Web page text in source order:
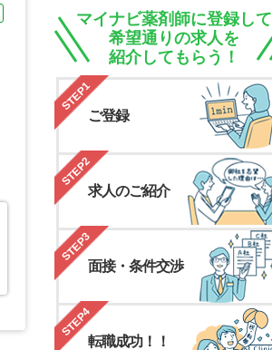
マイナビ薬剤師に登録して
希望通りの求人を
紹介してもらう！
STEP1
ご登録
STEP2
求人のご紹介
STEP3
面接・条件交渉
STEP4
転職成功！！